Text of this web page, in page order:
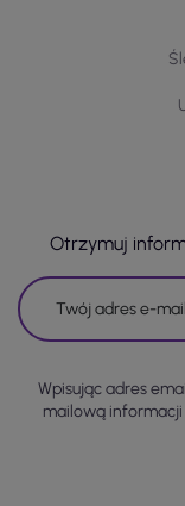
Otrzymuj
Wpisując adres
mailową